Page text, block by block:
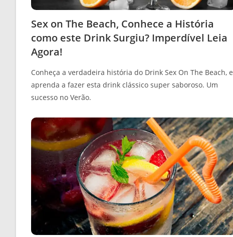
Sex on The Beach, Conhece a História
como este Drink Surgiu? Imperdível Leia
Agora!
Conheça a verdadeira história do Drink Sex On The Beach, e
aprenda a fazer esta drink clássico super saboroso. Um
sucesso no Verão.